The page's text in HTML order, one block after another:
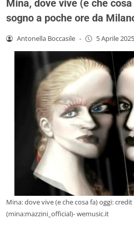
Mina, dove vive (e che
sogno a poche ore da
Antonella Boccasile - 5 Aprile 2025
Mina: dove vive (e che cosa fa) oggi:
(mina:mazzini_official)- wemusic.it